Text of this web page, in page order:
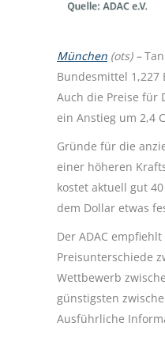
München (ots) –
Bundesmittel 1,227
Auch die Preise für
ein Anstieg um 2,4
Gründe für die
einer höheren
kostet aktuell gut
dem Dollar etwas
Der ADAC
Preisunterschiede
Wettbewerb
günstigsten
Ausführliche